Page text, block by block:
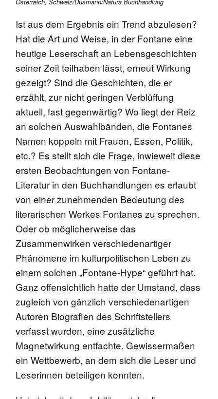
Österreich, Schweiz/Dusmann/Natura Buchhandlung
Ist aus dem Ergebnis ein Trend abzulesen?
Hat die Art und Weise, in der Fontane eine
heutige Leserschaft an Lebensgeschichten
seiner Zeit teilhaben lässt, erneut Wirkung
gezeigt? Sind die Geschichten, die er
erzählt, zur nicht geringen Verblüffung
aktuell, fast gegenwärtig? Wo liegt der Reiz
an solchen Auswahlbänden, die Fontanes
Namen koppeln mit Frauen, Essen, Politik,
etc.? Es stellt sich die Frage, inwieweit diese
ersten Beobachtungen von Fontane-
Literatur in den Buchhandlungen es erlaubt
von einer zunehmenden Bedeutung des
literarischen Werkes Fontanes zu sprechen.
Oder ob möglicherweise das
Zusammenwirken verschiedenartiger
Phänomene im kulturpolitischen Leben zu
einem solchen „Fontane-Hype“ geführt hat.
Ganz offensichtlich hatte der Umstand, dass
zugleich von gänzlich verschiedenartigen
Autoren Biografien des Schriftstellers
verfasst wurden, eine zusätzliche
Magnetwirkung entfachte. Gewissermaßen
ein Wettbewerb, an dem sich die Leser und
Leserinnen beteiligen konnten.